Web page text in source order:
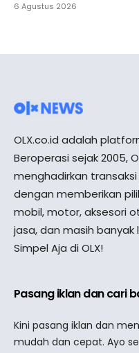
6 Agustus 2026
OLX.co.id adalah
Beroperasi sejak 2005,
menghadirkan
dengan memberikan
mobil, motor, aksesori
jasa, dan masih banyak
Simpel Aja di OLX!
Pasang iklan dan cari
Kini pasang iklan dan
mudah dan cepat. Ayo